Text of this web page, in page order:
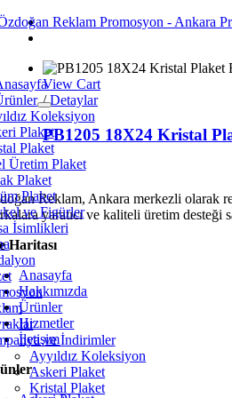
Skip
Koleksiyon
Plaket
Plaket
Üretim Plaket
Plaket
Plaket
ve Figürler
İsimlikleri
ve İndirimler
Ayyıldız Koleksiyon
Askeri Plaket
Kristal Plaket
View Cart
/ Detaylar
PB1205 18X24 Kristal
Reklam, Ankara merkezli olarak
yaratıcı ve kaliteli üretim desteği
Haritası
Anasayfa
Hakkımızda
Ürünler
Hizmetler
İletişim